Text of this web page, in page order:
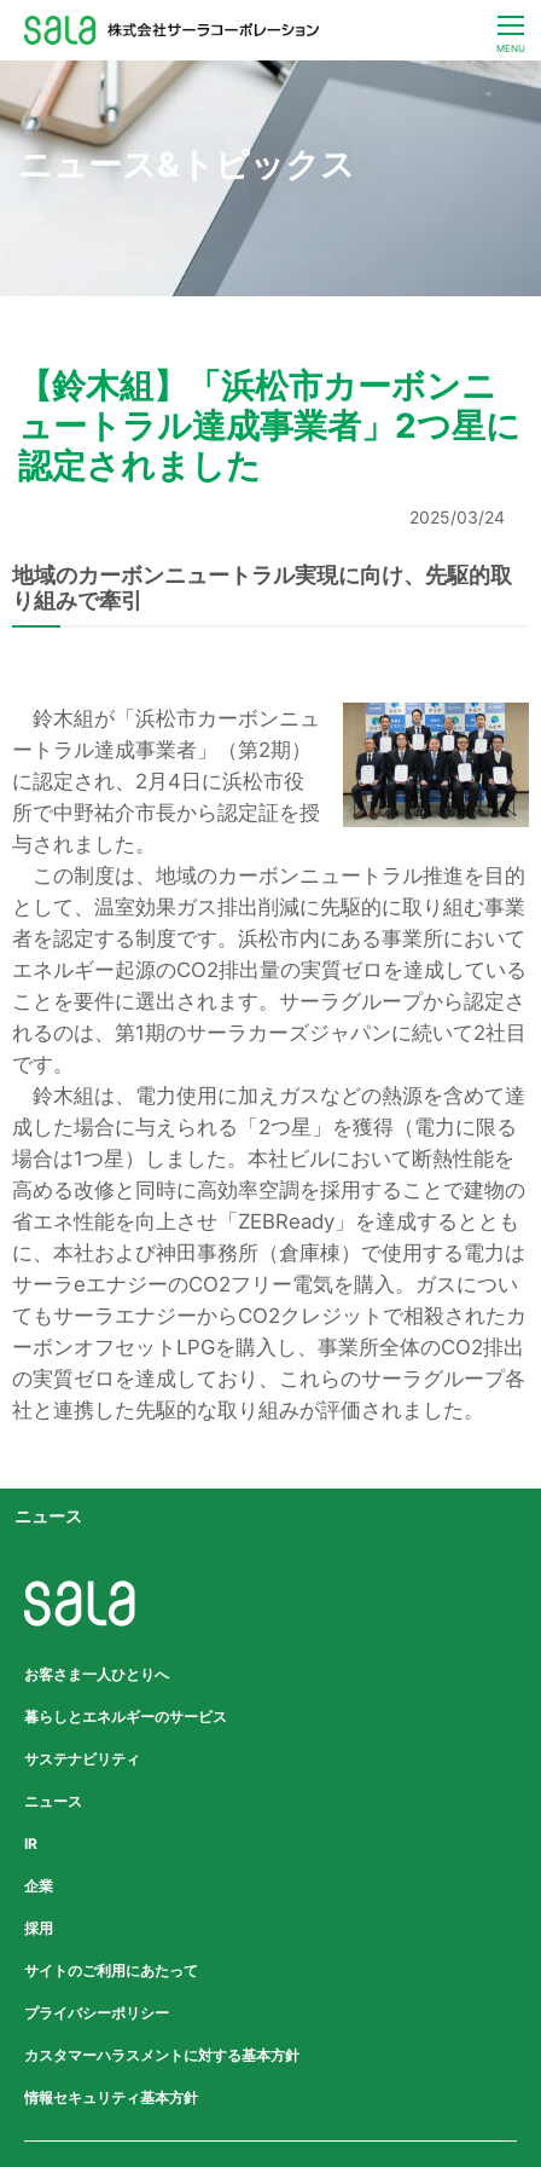
CLOSE
MENU
ニュース
【鈴木組】「浜松市カーボンニ
ュートラル達成事業者」2つ星に
認定されました
2025/03/24
地域のカーボンニュートラル実現に向け、先駆的取
り組みで牽引
鈴木組が「浜松市カーボンニュ
ートラル達成事業者」（第2期）
に認定され、2月4日に浜松市役
所で中野祐介市長から認定証を授
与されました。
この制度は、地域のカーボンニュートラル推進を目的
として、温室効果ガス排出削減に先駆的に取り組む事業
者を認定する制度です。浜松市内にある事業所において
エネルギー起源のCO2排出量の実質ゼロを達成している
ことを要件に選出されます。サーラグループから認定さ
れるのは、第1期のサーラカーズジャパンに続いて2社目
です。
鈴木組は、電力使用に加えガスなどの熱源を含めて達
成した場合に与えられる「2つ星」を獲得（電力に限る
場合は1つ星）しました。本社ビルにおいて断熱性能を
高める改修と同時に高効率空調を採用することで建物の
省エネ性能を向上させ「ZEBReady」を達成するととも
に、本社および神田事務所（倉庫棟）で使用する電力は
サーラeエナジーのCO2フリー電気を購入。ガスについ
てもサーラエナジーからCO2クレジットで相殺されたカ
ーボンオフセットLPGを購入し、事業所全体のCO2排出
の実質ゼロを達成しており、これらのサーラグループ各
社と連携した先駆的な取り組みが評価されました。
お客さま一人ひとりへ
暮らしとエネルギーのサービス
企業
採用
お客さま一人ひとりへ
暮らしとエネルギーのサービス
サステナビリティ
ニュース
IR
企業
採用
サイトのご利用にあたって
プライバシーポリシー
カスタマーハラスメントに対する基本方針
情報セキュリティ基本方針